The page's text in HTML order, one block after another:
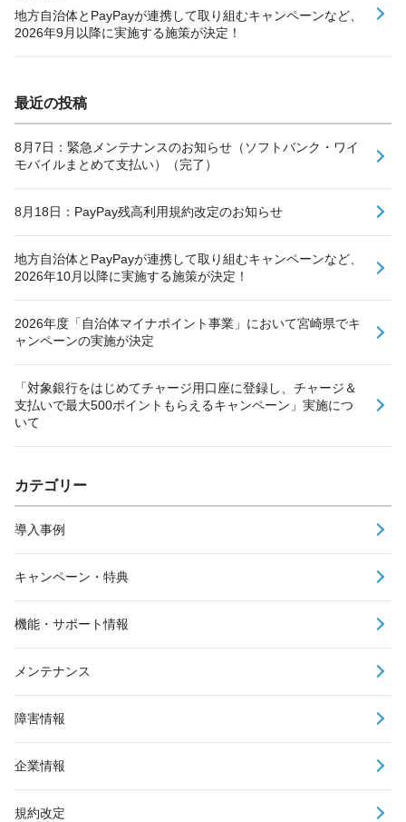
地方自治体とPayPayが連携して取り組むキャンペーンなど、
2026年9月以降に実施する施策が決定！
最近の投稿
8月7日：緊急メンテナンスのお知らせ（ソフトバンク・ワイ
モバイルまとめて支払い）（完了）
8月18日：PayPay残高利用規約改定のお知らせ
地方自治体とPayPayが連携して取り組むキャンペーンなど、
2026年10月以降に実施する施策が決定！
2026年度「自治体マイナポイント事業」において宮崎県でキ
ャンペーンの実施が決定
「対象銀行をはじめてチャージ用口座に登録し、チャージ＆
支払いで最大500ポイントもらえるキャンペーン」実施につ
いて
カテゴリー
導入事例
キャンペーン・特典
機能・サポート情報
メンテナンス
障害情報
企業情報
規約改定